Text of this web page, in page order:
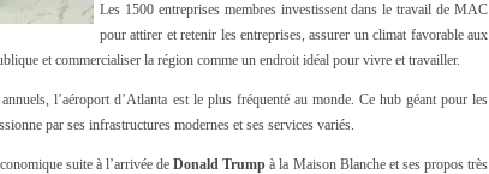
Les 1500 entreprises membres investissent dans le travail de MAC
pour attirer et retenir les entreprises, assurer un climat favorable aux
et commercialiser la région comme un endroit idéal pour vivre et travailler.
l’aéroport d’Atlanta est le plus fréquenté au monde. Ce hub géant pour les
par ses infrastructures modernes et ses services variés.
suite à l’arrivée deDonald Trump à la Maison Blanche et ses propos très